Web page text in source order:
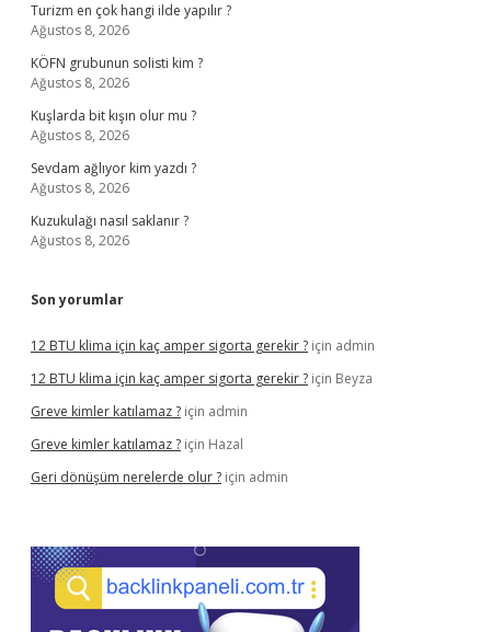
Turizm en çok hangi ilde yapılır ?
Ağustos 8, 2026
KÖFN grubunun solisti kim ?
Ağustos 8, 2026
Kuşlarda bit kışın olur mu ?
Ağustos 8, 2026
Sevdam ağlıyor kim yazdı ?
Ağustos 8, 2026
Kuzukulağı nasıl saklanır ?
Ağustos 8, 2026
Son yorumlar
12 BTU klima için kaç amper sigorta gerekir ? için admin
12 BTU klima için kaç amper sigorta gerekir ? için Beyza
Greve kimler katılamaz ? için admin
Greve kimler katılamaz ? için Hazal
Geri dönüşüm nerelerde olur ? için admin